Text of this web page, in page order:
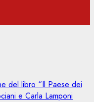
del libro “Il Paese dei
e Carla Lamponi